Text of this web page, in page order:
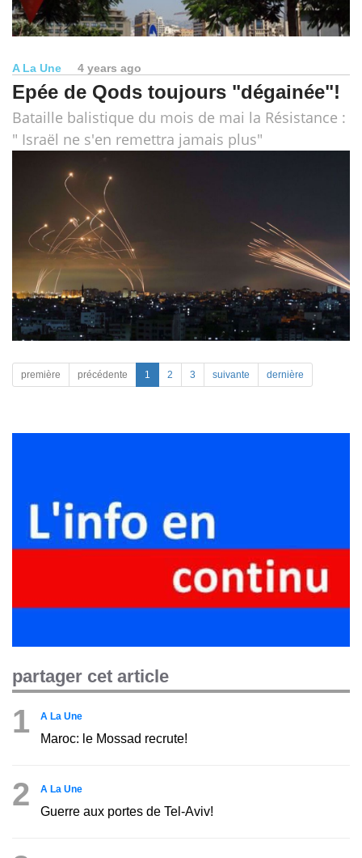
A La Une 4 years ago
Epée de Qods toujours "dégainée"!
Bataille balistique du mois de mai la Résistance :
" Israël ne s'en remettra jamais plus"
première précédente 1 2 3 suivante dernière
partager cet article
1 A La Une
Maroc: le Mossad recrute!
2 A La Une
Guerre aux portes de Tel-Aviv!